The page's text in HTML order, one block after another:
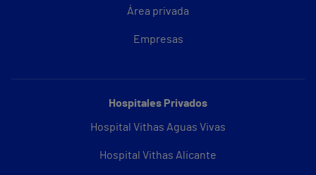
Área privada
Empresas
Hospitales Privados
Hospital Vithas Aguas Vivas
Hospital Vithas Alicante